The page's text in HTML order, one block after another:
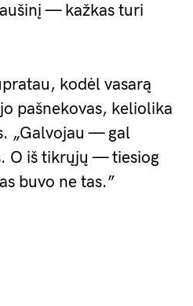
— kažkas turi
kodėl vasarą
pašnekovas, keliolika
„Galvojau — gal
O iš tikrųjų — tiesiog
buvo ne tas.”